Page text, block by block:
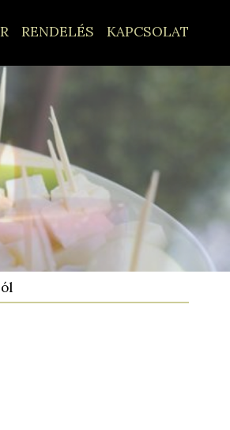
RENDELÉS KAPCSOLAT